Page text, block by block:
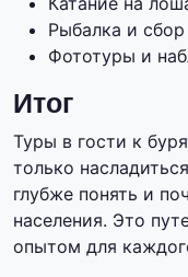
Рыбалка и
Фототуры и
Итог
Туры в гости к
только
глубже понять и
населения. Это
опытом для